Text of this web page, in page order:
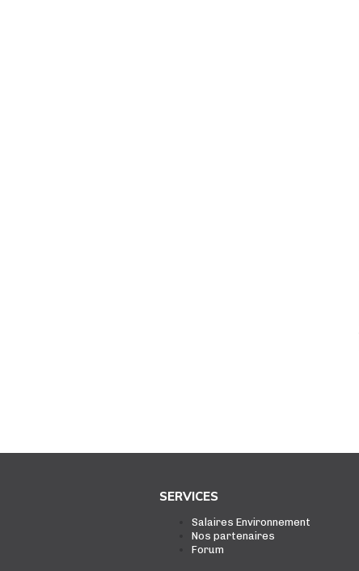
SERVICES
Salaires Environnement
Nos partenaires
Forum